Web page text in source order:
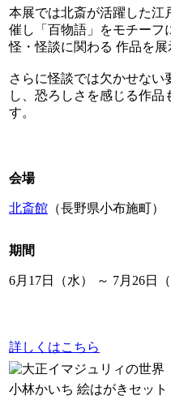
本展では北斎が活躍した江
催し「百物語」をモチーフ
怪・怪談に関わる 作品を展
さらに怪談では欠かせない
し、恐ろしさを感じる作品
す。
会場
北斎館 （長野県小布施町）
期間
6月17日（水） ～ 7月26日（
詳しくはこちら
小林かいち 絵はがきセッ